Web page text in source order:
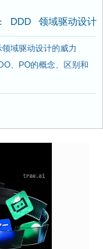
DDD 领域驱动设计
域驱动设计的威力
、PO的概念、区别和